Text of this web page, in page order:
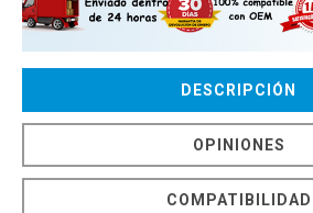
DESCRIPCIÓN
OPINIONES
COMPATIBILIDAD